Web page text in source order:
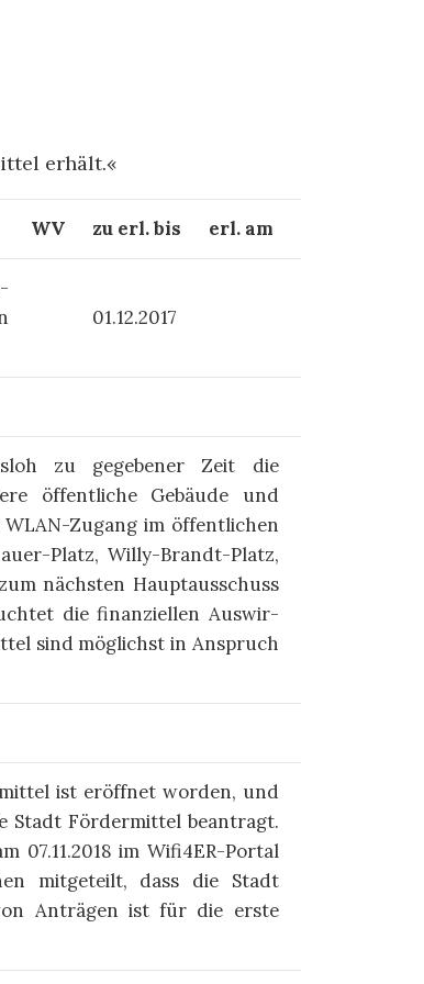
erhält.«
WV zu erl. bis erl. am
01.12.2017
zu gegebener Zeit die
öffentliche Gebäude und
Zugang im öffent­lichen
Platz, Willy-Brandt-Platz,
nächsten Haupt­ausschuss
die finan­ziellen Aus­wir­
sind möglichst in Anspruch
ist eröffnet worden, und
Stadt Fördermittel beantragt.
im Wifi4ER-Portal
mitgeteilt, dass die Stadt
Anträgen ist für die erste